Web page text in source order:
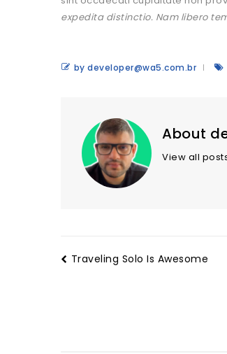
expedita distinctio. Nam libero
by developer@wa5.com.br
About
View all
Traveling Solo Is Awesome